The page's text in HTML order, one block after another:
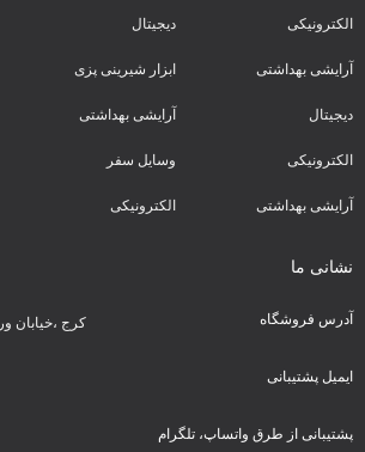
الکترونیکی
آرایشی بهداشتی
دیجیتال
الکترونیکی
آرایشی بهداشتی
دیجیتال
ابزار شیرینی پزی
آرایشی بهداشتی
وسایل سفر
الکترونیکی
نشانی ما
آدرس فروشگاه کرج ،خیابان
ایمیل پشتیبانی
پشتیبانی از طرق واتساپ، تلگرام